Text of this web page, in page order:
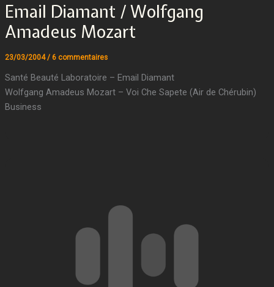
Email Diamant / Wolfgang
Amadeus Mozart
23/03/2004/ 6 commentaires
Santé Beauté Laboratoire – Email Diamant
Wolfgang Amadeus Mozart – Voi Che Sapete (Air de Chérubin)
Business